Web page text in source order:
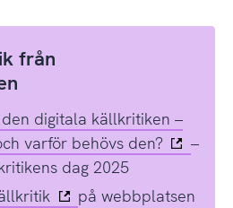
från
digitala källkritiken –
varför behövs den?
–
dag 2025
på webbplatsen